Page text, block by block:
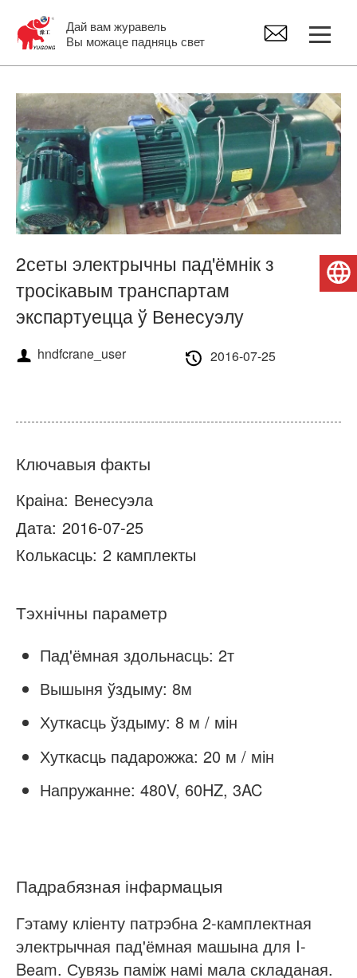
Дай вам журавель
Вы можаце падняць свет
Казловы кран
Маставы кран
Джыб Крэйн
Электрычны пад'ёмнік
Запчасткі крана
Пра нас
Навіны
2сеты электрычны пад'ёмнік з
тросікавым транспартам
экспартуецца ў Венесуэлу
hndfcrane_user 2016-07-25
Ключавыя факты
Краіна: Венесуэла
Дата: 2016-07-25
Колькасць: 2 камплекты
Тэхнічны параметр
Пад'ёмная здольнасць: 2т
Вышыня ўздыму: 8м
Хуткасць ўздыму: 8 м / мін
Хуткасць падарожжа: 20 м / мін
Напружанне: 480V, 60HZ, 3AC
Падрабязная інфармацыя
Гэтаму кліенту патрэбна 2-камплектная
электрычная пад'ёмная машына для I-
Beam. Сувязь паміж намі мала складаная.
Беларуская мова